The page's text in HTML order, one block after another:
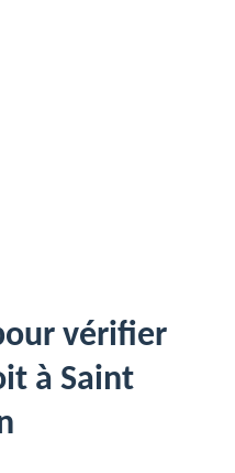
vérifier
à Saint